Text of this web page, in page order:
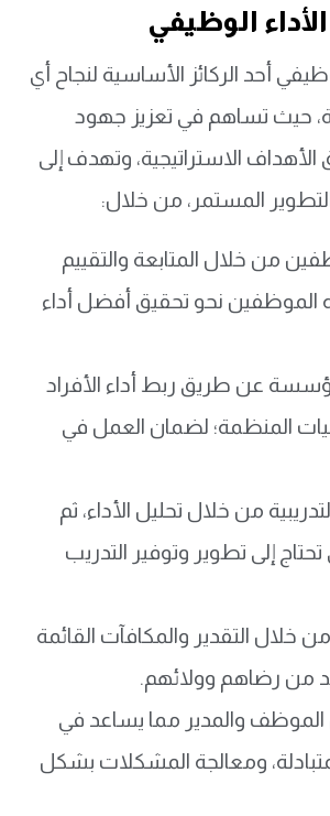
الوظيفي
أحد الركائز الأساسية لنجاح أي
حيث تساهم في تعزيز جهود
الاستراتيجية، وتهدف إلى
المستمر، من خلال:
من خلال المتابعة والتقييم
الموظفين نحو تحقيق أفضل أداء
عن طريق ربط أداء الأفراد
المنظمة؛ لضمان العمل في
من خلال تحليل الأداء، ثم
تحتاج إلى تطوير وتوفير التدريب
خلال التقدير والمكافآت القائمة
من رضاهم وولائهم.
الموظف والمدير مما يساعد في
ومعالجة المشكلات بشكل